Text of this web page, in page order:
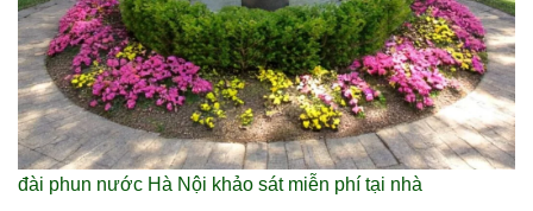
đài phun nước Hà Nội khảo sát miễn phí tại nhà